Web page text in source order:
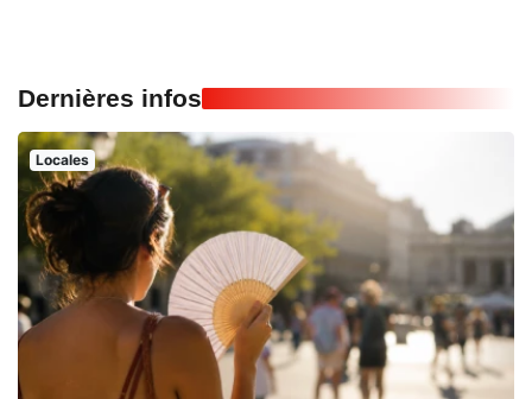
Dernières infos
Locales